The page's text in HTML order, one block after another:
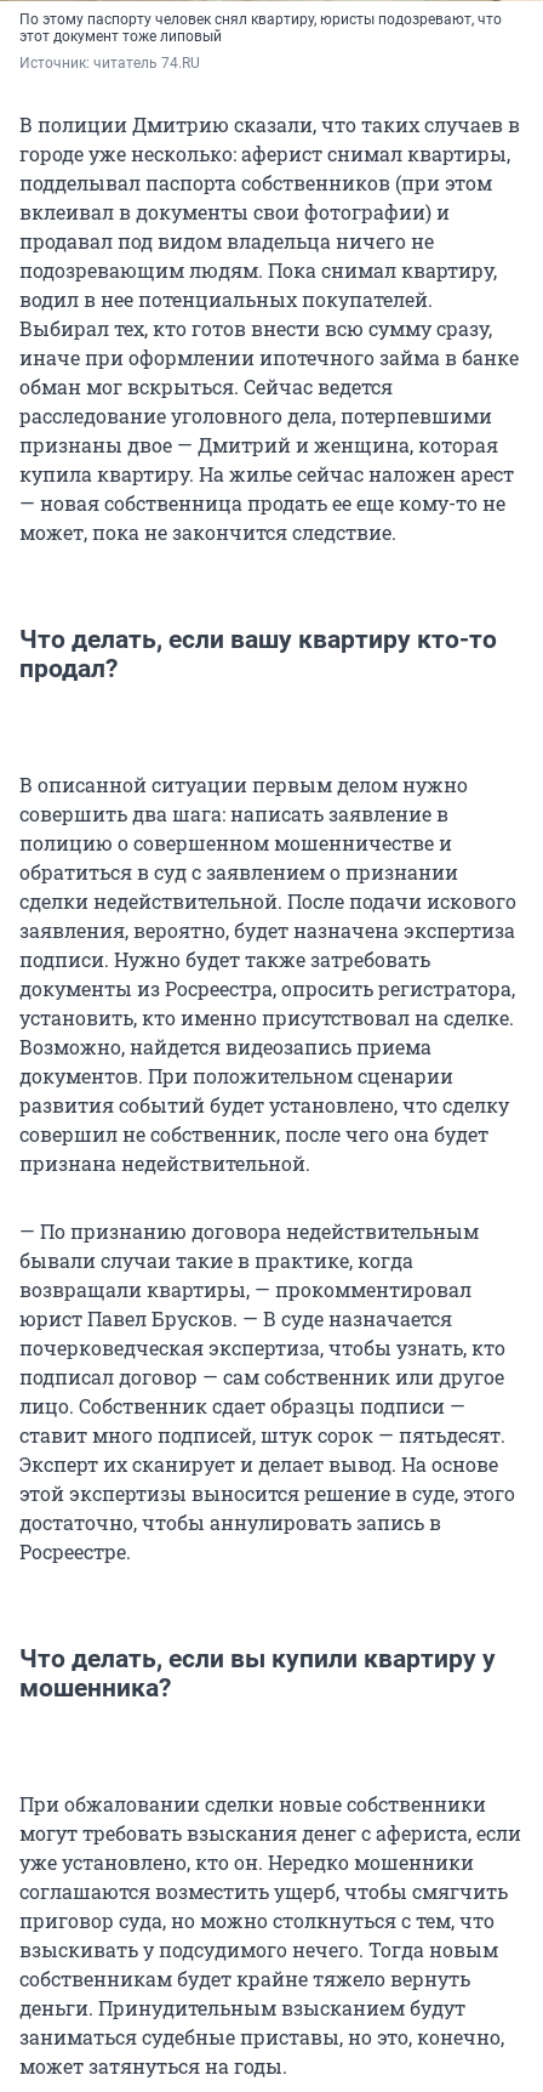
По этому паспорту человек снял квартиру, юристы подозревают, что
этот документ тоже липовый
Источник: читатель 74.RU
В полиции Дмитрию сказали, что таких случаев в
городе уже несколько: аферист снимал квартиры,
подделывал паспорта собственников (при этом
вклеивал в документы свои фотографии) и
продавал под видом владельца ничего не
подозревающим людям. Пока снимал квартиру,
водил в нее потенциальных покупателей.
Выбирал тех, кто готов внести всю сумму сразу,
иначе при оформлении ипотечного займа в банке
обман мог вскрыться. Сейчас ведется
расследование уголовного дела, потерпевшими
признаны двое — Дмитрий и женщина, которая
купила квартиру. На жилье сейчас наложен арест
— новая собственница продать ее еще кому-то не
может, пока не закончится следствие.
Что делать, если вашу квартиру кто-то
продал?
В описанной ситуации первым делом нужно
совершить два шага: написать заявление в
полицию о совершенном мошенничестве и
обратиться в суд с заявлением о признании
сделки недействительной. После подачи искового
заявления, вероятно, будет назначена экспертиза
подписи. Нужно будет также затребовать
документы из Росреестра, опросить регистратора,
установить, кто именно присутствовал на сделке.
Возможно, найдется видеозапись приема
документов. При положительном сценарии
развития событий будет установлено, что сделку
совершил не собственник, после чего она будет
признана недействительной.
— По признанию договора недействительным
бывали случаи такие в практике, когда
возвращали квартиры, — прокомментировал
юрист Павел Брусков. — В суде назначается
почерковедческая экспертиза, чтобы узнать, кто
подписал договор — сам собственник или другое
лицо. Собственник сдает образцы подписи —
ставит много подписей, штук сорок — пятьдесят.
Эксперт их сканирует и делает вывод. На основе
этой экспертизы выносится решение в суде, этого
достаточно, чтобы аннулировать запись в
Росреестре.
Что делать, если вы купили квартиру у
мошенника?
При обжаловании сделки новые собственники
могут требовать взыскания денег с афериста, если
уже установлено, кто он. Нередко мошенники
соглашаются возместить ущерб, чтобы смягчить
приговор суда, но можно столкнуться с тем, что
взыскивать у подсудимого нечего. Тогда новым
собственникам будет крайне тяжело вернуть
деньги. Принудительным взысканием будут
заниматься судебные приставы, но это, конечно,
может затянуться на годы.